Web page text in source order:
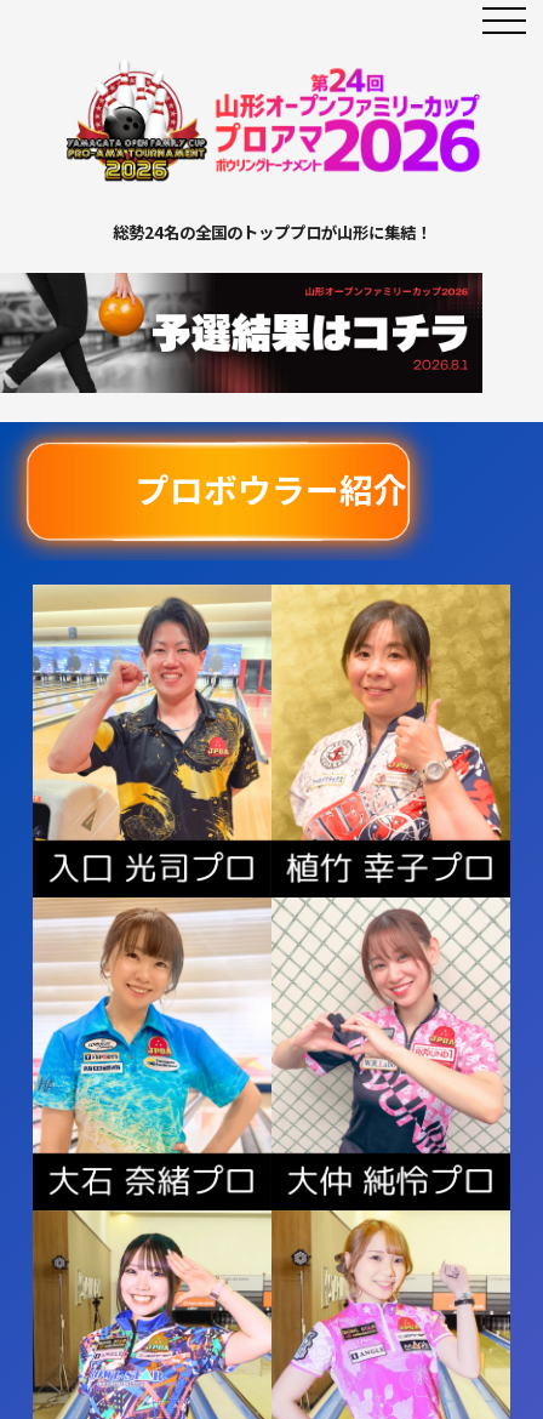
総勢24名の全国のトッププロが山形に集結！
プロボウラー紹介